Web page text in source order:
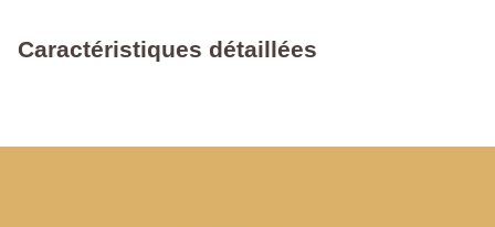
Caractéristiques détaillées